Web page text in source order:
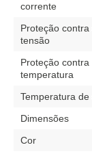
corrente
Proteção
tensão
Proteção
temperatura
Temperatura
Dimensões
Cor